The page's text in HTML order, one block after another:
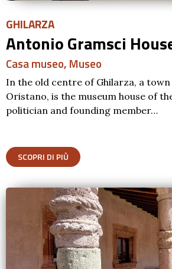
GHILARZA
Antonio Gramsci
Casa museo, Museo
In the old centre of Ghilarza, a
Oristano, is the museum house of
politician and founding member…
SCOPRI DI PIÙ